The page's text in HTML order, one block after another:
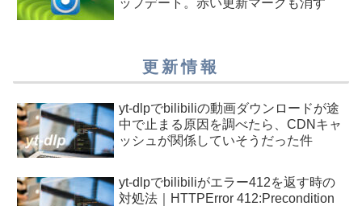
更新情報
yt-dlpでbilibiliの動画ダウンロードが途
中で止まる原因を調べたら、CDNキャ
ッシュが関係していそうだった件
yt-dlpでbilibiliがエラー412を返す時の
対処法｜HTTPError 412:Precondition